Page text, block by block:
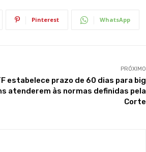
Pinterest WhatsApp
PRÓXIMO
estabelece prazo de 60 dias para big
atenderem às normas definidas pela
Corte